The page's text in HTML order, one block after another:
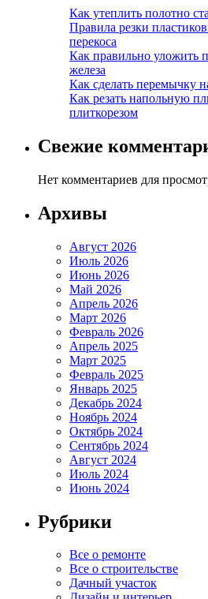
Как утеплить полотно
Правила резки
перекоса
Как правильно уложить
железа
Как сделать перемычку
Как резать напольную
плиткорезом
Свежие
Нет комментариев для
Архивы
Август 2026
Июль 2026
Июнь 2026
Май 2026
Апрель 2026
Март 2026
Февраль 2026
Апрель 2025
Март 2025
Февраль 2025
Январь 2025
Декабрь 2024
Ноябрь 2024
Октябрь 2024
Сентябрь 2024
Август 2024
Июль 2024
Июнь 2024
Рубрики
Все о ремонте
Все о строительстве
Дачный участок